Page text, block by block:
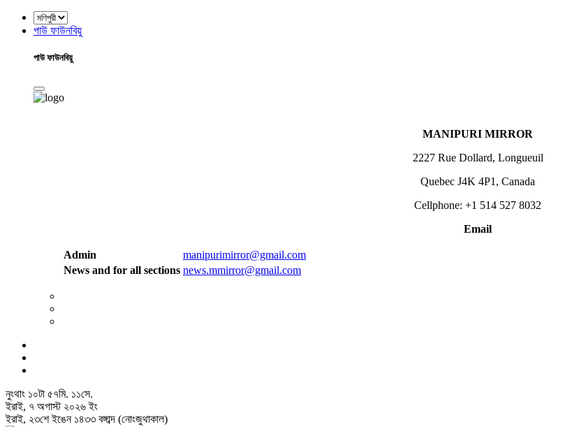
পাউ ফাউনবিয়ু
পাউ ফাউনবিয়ু
MANIPURI MIRROR
2227 Rue Dollard, Longueuil
Quebec J4K 4P1, Canada
Cellphone: +1 514 527 8032
Email
Admin
manipurimirror@gmail.com
News and for all sections news.mmirror@gmail.com
নুংথাং ১০টা ৫৭মি. ১২সে.
ইরাই, ৭ অগাস্ট ২০২৬ ইং
ইরাই, ২৩শে ইঙেন ১৪৩৩ বঙ্গাব্দ (নোংজুথাকাল)